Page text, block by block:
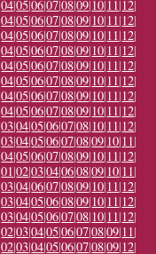
|04|05|06|07|08|09|10|11|12|
|04|05|06|07|08|09|10|11|12|
|04|05|06|07|08|09|10|11|12|
|04|05|06|07|08|09|10|11|12|
|04|05|06|07|08|09|10|11|12|
|04|05|06|07|08|09|10|11|12|
|04|05|06|07|08|09|10|11|12|
|04|05|06|07|08|09|10|11|12|
|03|04|05|06|07|08|10|11|12|
|03|04|05|06|07|08|09|10|11|
|04|05|06|07|08|09|10|11|12|
01|02|03|04|06|08|09|10|11|
|03|04|06|07|08|09|10|11|12|
|03|04|05|06|08|09|10|11|12|
|03|04|05|06|07|08|10|11|12|
02|03|04|05|06|07|08|09|11|
|02|03|04|05|06|07|08|09|12|